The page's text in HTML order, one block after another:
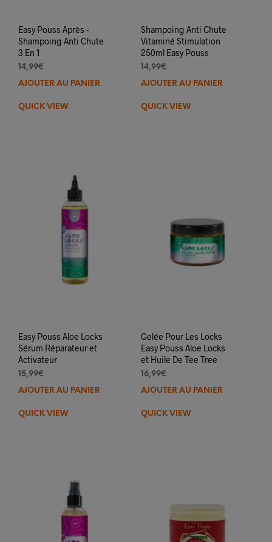
Easy Pouss Après -
Shampoing Anti Chute
3 En 1
14,99€
AJOUTER AU PANIER
QUICK VIEW
Shampoing Anti Chute
Vitaminé Stimulation
250ml Easy Pouss
14,99€
AJOUTER AU PANIER
QUICK VIEW
Easy Pouss Aloe Locks
Sérum Réparateur et
Activateur
15,99€
AJOUTER AU PANIER
QUICK VIEW
Gelée Pour Les Locks
Easy Pouss Aloe Locks
et Huile De Tee Tree
16,99€
AJOUTER AU PANIER
QUICK VIEW